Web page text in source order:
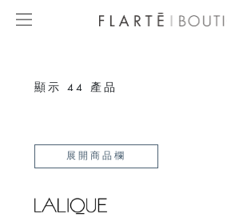
顯示44 產品
展開商品欄